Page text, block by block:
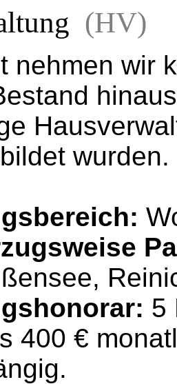
(HV)
nehmen wir
wurden.
5
400 €